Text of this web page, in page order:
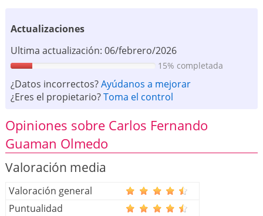
Actualizaciones
Ultima actualización: 06/febrero/2026
15% completada
¿Datos incorrectos?Ayúdanos a mejorar
¿Eres el propietario?Toma el control
Opiniones sobre Carlos Fernando
Guaman Olmedo
Valoración media
Valoración general
Puntualidad